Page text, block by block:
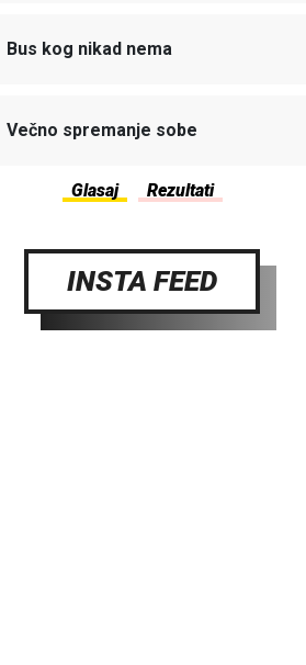
Bus kog nikad nema
Večno spremanje sobe
INSTA FEED